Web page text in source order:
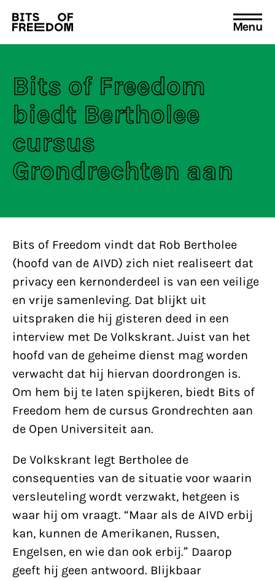
Search
for:
Menu
Bits of Freedom
biedt Bertholee
cursus
Grondrechten aan
Bits of Freedom vindt dat Rob Bertholee
(hoofd van de AIVD) zich niet realiseert dat
privacy een kernonderdeel is van een veilige
en vrije samenleving. Dat blijkt uit
uitspraken die hij gisteren deed in een
interview met De Volkskrant. Juist van het
hoofd van de geheime dienst mag worden
verwacht dat hij hiervan doordrongen is.
Om hem bij te laten spijkeren, biedt Bits of
Freedom hem de cursus Grondrechten aan
de Open Universiteit aan.
De Volkskrant legt Bertholee de
consequenties van de situatie voor waarin
versleuteling wordt verzwakt, hetgeen is
waar hij om vraagt. “Maar als de AIVD erbij
kan, kunnen de Amerikanen, Russen,
Engelsen, en wie dan ook erbij.” Daarop
geeft hij geen antwoord. Blijkbaar